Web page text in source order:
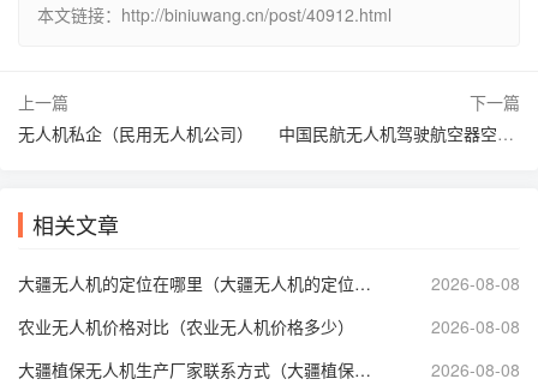
本文链接：http://biniuwang.cn/post/40912.html
上一篇
无人机私企（民用无人机公司）
下一篇
中国民航无人机驾驶航空器空管信息服务系统登入（中国民航 无人机）
相关文章
大疆无人机的定位在哪里（大疆无人机的定位在哪里打开）
2026-08-08
农业无人机价格对比（农业无人机价格多少）
2026-08-08
大疆植保无人机生产厂家联系方式（大疆植保无人机售后服务电话）
2026-08-08